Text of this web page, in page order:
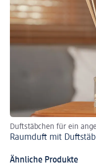
Duftstäbchen für ein
Raumduft mit
Ähnliche Produkte